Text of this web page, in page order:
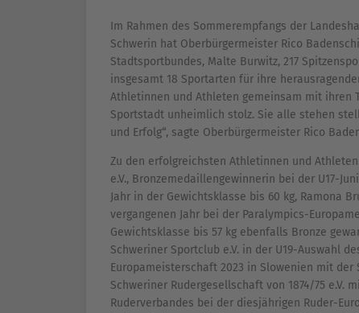
Im Rahmen des Sommerempfangs der
Schwerin hat Oberbürgermeister Rico
Stadtsportbundes, Malte Burwitz, 217
insgesamt 18 Sportarten für ihre
Athletinnen und Athleten gemeinsam mit ihren
Sportstadt unheimlich stolz. Sie alle stehen
und Erfolg“, sagte Oberbürgermeister Rico
Zu den erfolgreichsten Athletinnen und
e.V., Bronzemedaillengewinnerin bei der U17-
Jahr in der Gewichtsklasse bis 60 kg, Ramona
vergangenen Jahr bei der Paralympics-
Gewichtsklasse bis 57 kg ebenfalls Bronze
Schweriner Sportclub e.V. in der U19-Auswahl
Europameisterschaft 2023 in Slowenien mit
Schweriner Rudergesellschaft von 1874/75 e.V.
Ruderverbandes bei der diesjährigen Ruder-